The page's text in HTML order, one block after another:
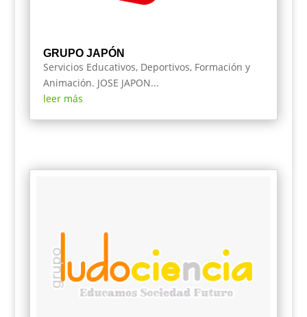
GRUPO JAPÓN
Servicios Educativos, Deportivos, Formación y
Animación. JOSE JAPON...
leer más